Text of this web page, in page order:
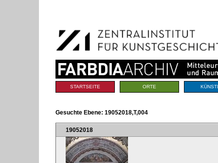
Navigation
Sektionen
STARTSEITE ORTE
Gesuchte Ebene: 19052018,T,004
19052018